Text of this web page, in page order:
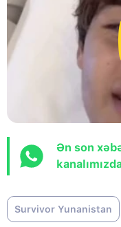
Ən son
Survivor Yunanistan